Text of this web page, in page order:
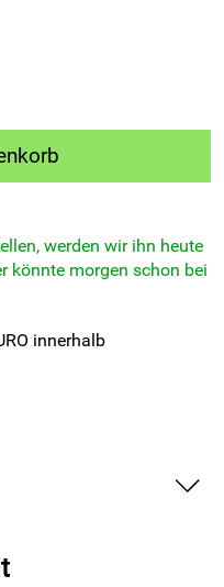
werden wir ihn heute
könnte morgen schon bei
innerhalb
mit leichtem